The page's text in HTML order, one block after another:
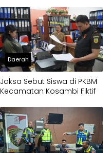
Daerah
Jaksa Sebut Siswa di PKBM
Kecamatan Kosambi Fiktif